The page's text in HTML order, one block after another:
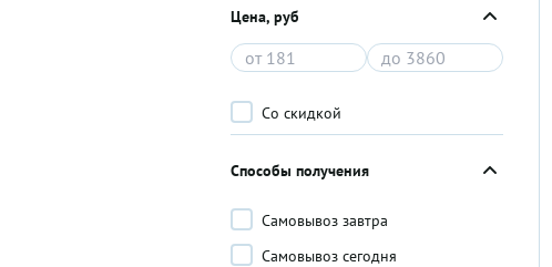
Цена, руб
Со скидкой
Способы получения
Самовывоз завтра
Самовывоз сегодня